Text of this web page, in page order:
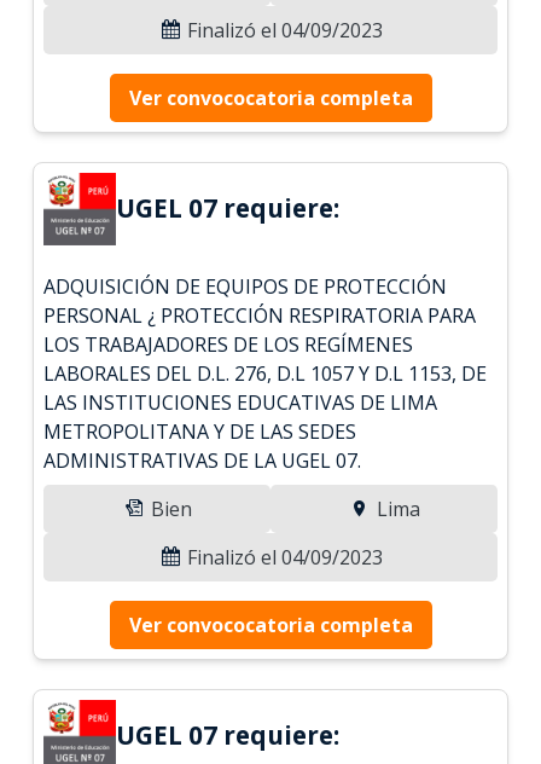
Finalizó el 04/09/2023
Ver convococatoria completa
UGEL 07 requiere:
ADQUISICIÓN DE EQUIPOS DE PROTECCIÓN
PERSONAL ¿ PROTECCIÓN RESPIRATORIA PARA
LOS TRABAJADORES DE LOS REGÍMENES
LABORALES DEL D.L. 276, D.L 1057 Y D.L 1153, DE
LAS INSTITUCIONES EDUCATIVAS DE LIMA
METROPOLITANA Y DE LAS SEDES
ADMINISTRATIVAS DE LA UGEL 07.
Bien
Lima
Finalizó el 04/09/2023
Ver convococatoria completa
UGEL 07 requiere: